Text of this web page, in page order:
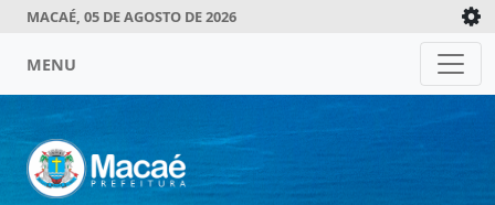
MACAÉ, 05 DE AGOSTO DE 2026
MENU